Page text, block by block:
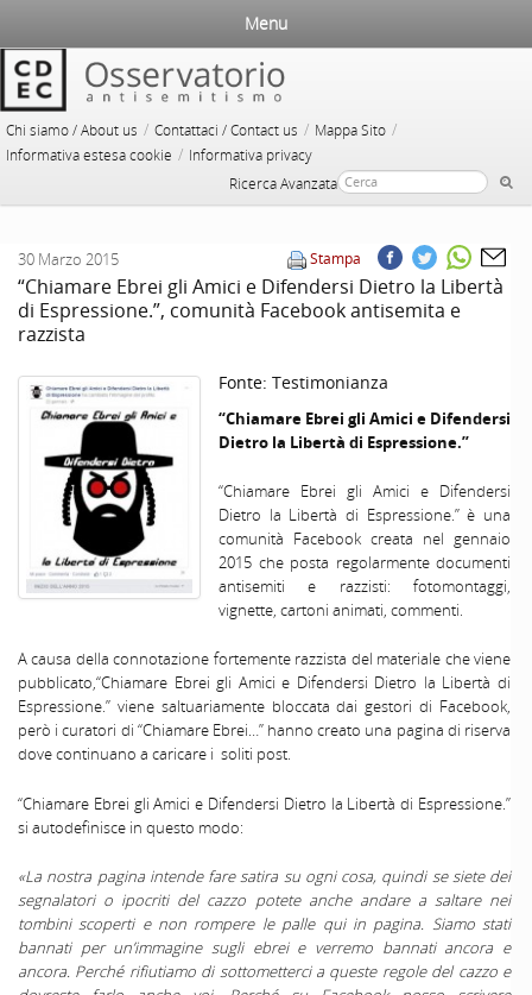
Chi siamo / About us / Contattaci / Contact us / Mappa Sito /
Informativa estesa cookie / Informativa privacy
Ricerca Avanzata
Menu
Stampa
30 Marzo 2015
“Chiamare Ebrei gli Amici e Difendersi Dietro la Libertà
di Espressione.”, comunità Facebook antisemita e
razzista
Fonte: Testimonianza
“Chiamare Ebrei gli Amici e Difendersi
Dietro la Libertà di Espressione.”
“Chiamare Ebrei gli Amici e Difendersi
Dietro la Libertà di Espressione.” è una
comunità Facebook creata nel gennaio
2015 che posta regolarmente documenti
antisemiti e razzisti: fotomontaggi,
vignette, cartoni animati, commenti.
A causa della connotazione fortemente razzista del materiale che viene
pubblicato,“Chiamare Ebrei gli Amici e Difendersi Dietro la Libertà di
Espressione.” viene saltuariamente bloccata dai gestori di Facebook,
però i curatori di “Chiamare Ebrei…” hanno creato una pagina di riserva
dove continuano a caricare i soliti post.
“Chiamare Ebrei gli Amici e Difendersi Dietro la Libertà di Espressione.”
si autodefinisce in questo modo:
«La nostra pagina intende fare satira su ogni cosa, quindi se siete dei
segnalatori o ipocriti del cazzo potete anche andare a saltare nei
tombini scoperti e non rompere le palle qui in pagina. Siamo stati
bannati per un’immagine sugli ebrei e verremo bannati ancora e
ancora. Perché rifiutiamo di sottometterci a queste regole del cazzo e